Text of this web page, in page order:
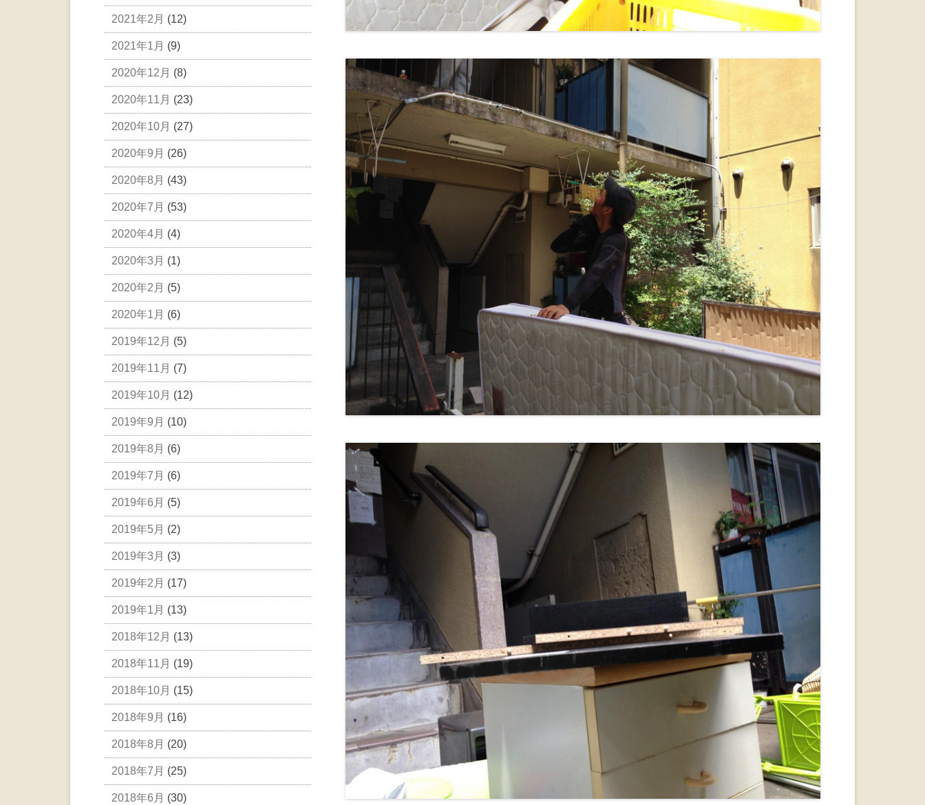
2021年2月 (12)
2021年1月 (9)
2020年12月 (8)
2020年11月 (23)
2020年10月 (27)
2020年9月 (26)
2020年8月 (43)
2020年7月 (53)
2020年4月 (4)
2020年3月 (1)
2020年2月 (5)
2020年1月 (6)
2019年12月 (5)
2019年11月 (7)
2019年10月 (12)
2019年9月 (10)
2019年8月 (6)
2019年7月 (6)
2019年6月 (5)
2019年5月 (2)
2019年3月 (3)
2019年2月 (17)
2019年1月 (13)
2018年12月 (13)
2018年11月 (19)
2018年10月 (15)
2018年9月 (16)
2018年8月 (20)
2018年7月 (25)
2018年6月 (30)